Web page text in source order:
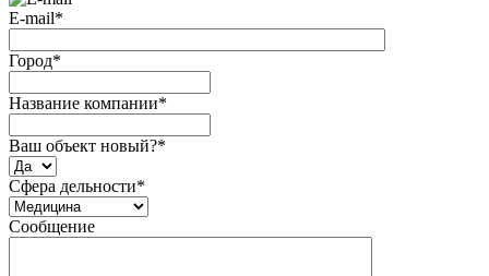
E-mail*
Город*
Название компании*
Ваш объект новый?*
Сфера дельности*
Сообщение